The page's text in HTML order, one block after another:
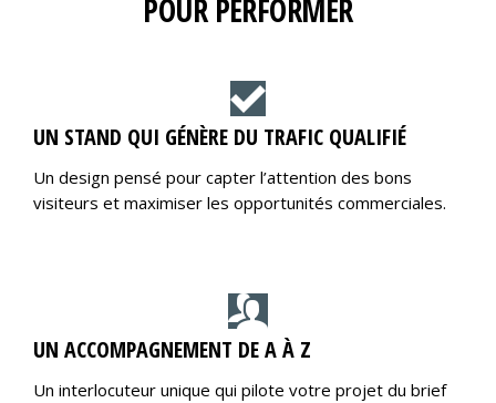
POUR PERFORMER
UN STAND QUI GÉNÈRE DU TRAFIC QUALIFIÉ
Un design pensé pour capter l’attention des bons
visiteurs et maximiser les opportunités commerciales.
UN ACCOMPAGNEMENT DE A À Z
Un interlocuteur unique qui pilote votre projet du brief